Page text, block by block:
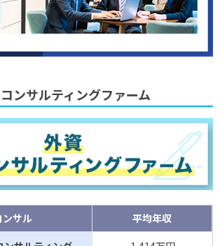
コンサルティングファーム
サル
平均年収